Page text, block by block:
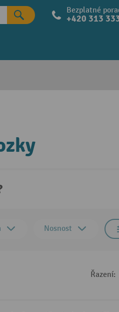
Bezplatné
+420 313
Nosnost
Řazení: